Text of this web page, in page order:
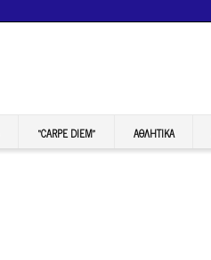
“CARPE DIEM” ΑΘΛΗΤΙΚΆ